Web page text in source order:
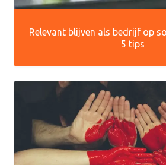
Relevant blijven als bedrijf op
5 tips